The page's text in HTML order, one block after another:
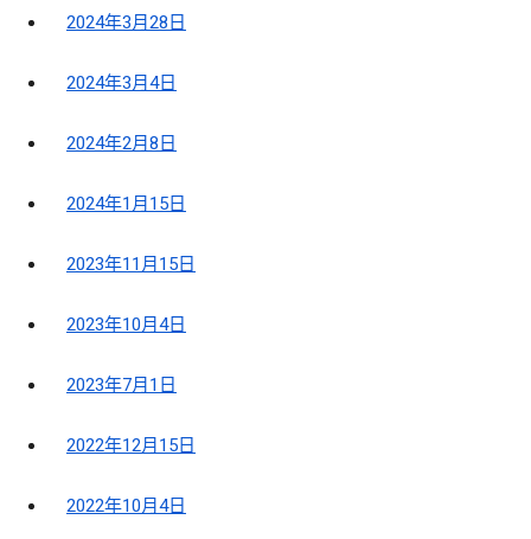
2024年3月28日
2024年3月4日
2024年2月8日
2024年1月15日
2023年11月15日
2023年10月4日
2023年7月1日
2022年12月15日
2022年10月4日